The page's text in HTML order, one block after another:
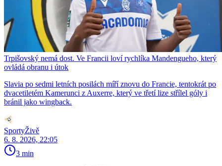
Trpišovský nemá dost. Ve Francii loví rychlíka Mandengueho, který
ovládá obranu i útok
Slavia po sedmi letních posilách míří znovu do Francie, tentokrát po
dvacetiletém Kamerunci z Auxerre, který ve třetí lize střílel góly i
bránil jako wingback.
SportyŽivě
6. 8. 2026, 22:05
3 min